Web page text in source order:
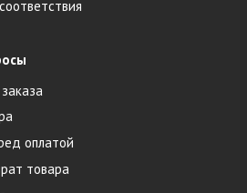
оплатой
товара